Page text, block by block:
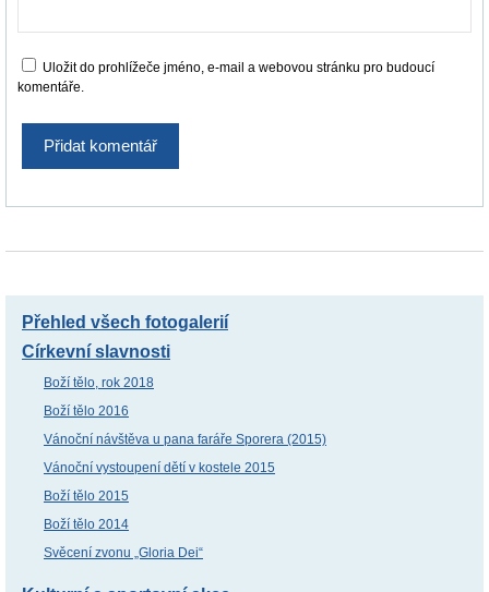
Uložit do prohlížeče jméno, e-mail a webovou stránku pro budoucí
komentáře.
Přehled všech fotogalerií
Církevní slavnosti
Boží tělo, rok 2018
Boží tělo 2016
Vánoční návštěva u pana faráře Sporera (2015)
Vánoční vystoupení dětí v kostele 2015
Boží tělo 2015
Boží tělo 2014
Svěcení zvonu „Gloria Dei“